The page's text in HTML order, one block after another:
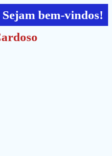
bem-vindos!